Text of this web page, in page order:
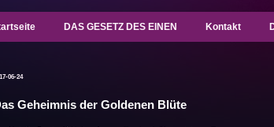
DAS GESETZ DES EINEN Kontakt
06-24
Geheimnis der Goldenen Blüte